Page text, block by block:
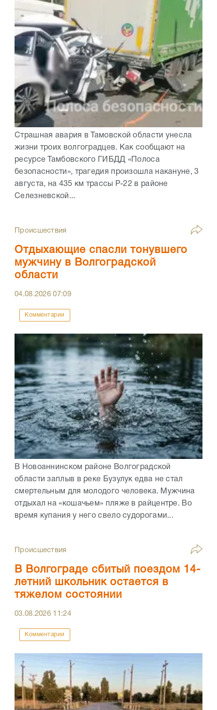
Страшная авария в Тамовской области унесла
жизни троих волгоградцев. Как сообщают на
ресурсе Тамбовского ГИБДД «Полоса
безопасности», трагедия произошла накануне, 3
августа, на 435 км трассы Р-22 в районе
Селезневской...
Происшествия
Отдыхающие спасли тонувшего
мужчину в Волгоградской
области
04.08.202607:09
Комментарии
В Новоаннинском районе Волгоградской
области заплыв в реке Бузулук едва не стал
смертельным для молодого человека. Мужчина
отдыхал на «кошачьем» пляже в райцентре. Во
время купания у него свело судорогами...
Происшествия
В Волгограде сбитый поездом 14-
летний школьник остается в
тяжелом состоянии
03.08.2026 11:24
Комментарии